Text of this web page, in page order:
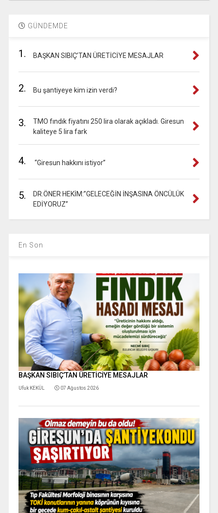
GÜNDEMDE
1. BAŞKAN SIBIÇ’TAN ÜRETİCİYE MESAJLAR
2. Bu şantiyeye kim izin verdi?
3.
TMO fındık fiyatını 250 lira olarak açıkladı. Giresun
kaliteye 5 lira fark
4. “Giresun hakkını istiyor”
5.
DR.ÖNER HEKİM:”GELECEĞİN İNŞASINA ÖNCÜLÜK
EDİYORUZ”
En Son
BAŞKAN SIBIÇ’TAN ÜRETİCİYE MESAJLAR
Ufuk KEKÜL 07 Ağustos 2026